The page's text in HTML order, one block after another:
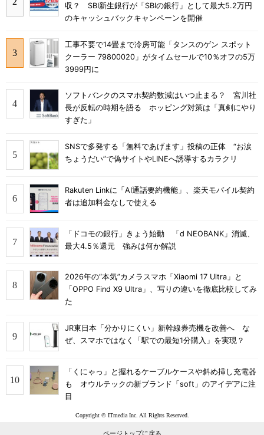
収？ SBI新生銀行が「SBIの銀行」として最大5.2万円
のキャッシュバックキャンペーンを開催
工事不要で14畳まで冷房可能「タンスのゲン スポット
クーラー 79800020」がタイムセールで10％オフの5万
3999円に
ソフトバンクのスマホ契約数減はいつ止まる？ 宮川社
長が反転の時期を語る ホッピング対策は「真剣にやり
すぎた」
SNSで多発する「無料であげます」投稿の正体 “お涙
ちょうだい”で偽サイトやLINEへ誘導するカラクリ
Rakuten Linkに「AI通話要約機能」、楽天モバイル契約
者は追加料金なしで使える
「ドコモの銀行」きょう始動 「d NEOBANK」消滅、
最大4.5％還元 強みは何か解説
2026年の“本気”カメラスマホ「Xiaomi 17 Ultra」と
「OPPO Find X9 Ultra」、写りの違いを徹底比較してみ
た
JR東日本「分かりにくい」新幹線券売機を改善へ な
ぜ、スマホではなく「駅での最短1分購入」を実現？
「くにゃっ」と握れるケーブルケースや斜め挿し充電器
も オウルテックの新ブランド「soft」のアイデアに注
目
Copyright © ITmedia Inc. All Rights Reserved.